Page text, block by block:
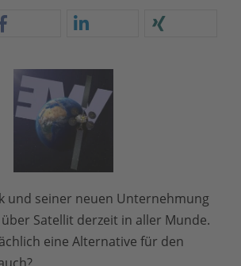
und seiner neuen Unternehmung
Satellit derzeit in aller Munde.
eine Alternative für den